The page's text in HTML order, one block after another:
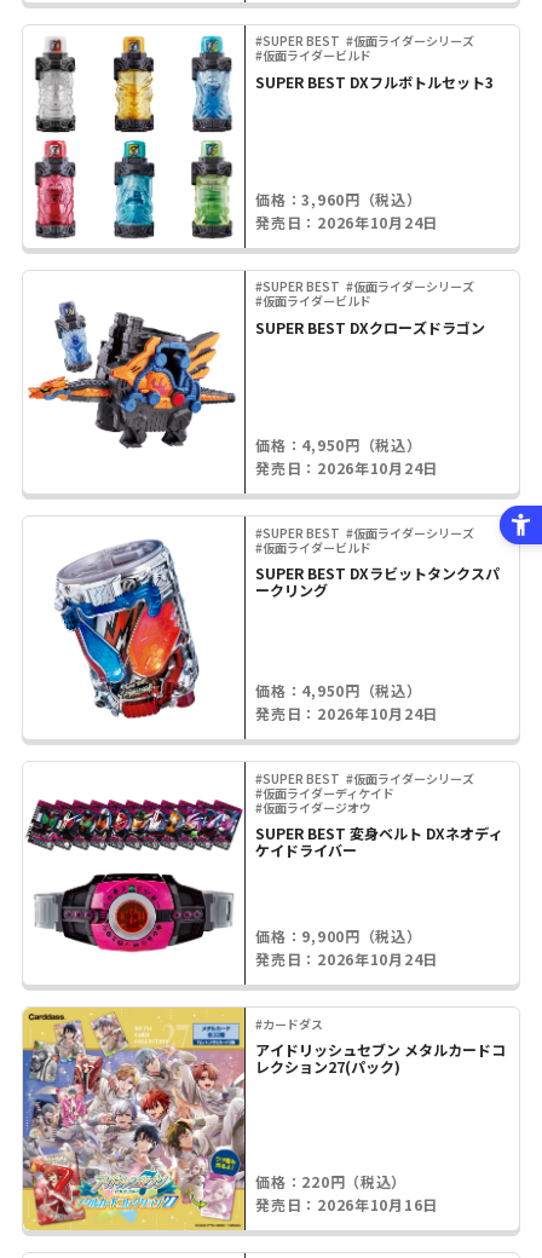
#SUPER BEST #仮面ライダーシリーズ
#仮面ライダービルド
SUPER BEST DXフルボトルセット3
価格：3,960円（税込）
発売日：2026年10月24日
#SUPER BEST #仮面ライダーシリーズ
#仮面ライダービルド
SUPER BEST DXクローズドラゴン
価格：4,950円（税込）
発売日：2026年10月24日
#SUPER BEST #仮面ライダーシリーズ
#仮面ライダービルド
SUPER BEST DXラビットタンクスパ
ークリング
価格：4,950円（税込）
発売日：2026年10月24日
#SUPER BEST #仮面ライダーシリーズ
#仮面ライダーディケイド
#仮面ライダージオウ
SUPER BEST 変身ベルト DXネオディ
ケイドライバー
価格：9,900円（税込）
発売日：2026年10月24日
#カードダス
アイドリッシュセブン メタルカードコ
レクション27(パック)
価格：220円（税込）
発売日：2026年10月16日